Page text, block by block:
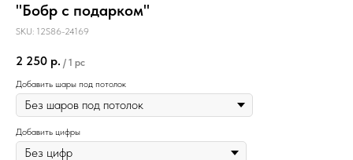
"Бобр с подарком"
SKU: 12S86-24169
2 250 р. / 1 pc
Добавить шары под потолок
Добавить цифры